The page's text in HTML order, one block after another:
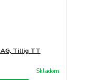
AG, Tillig TT
Skladom